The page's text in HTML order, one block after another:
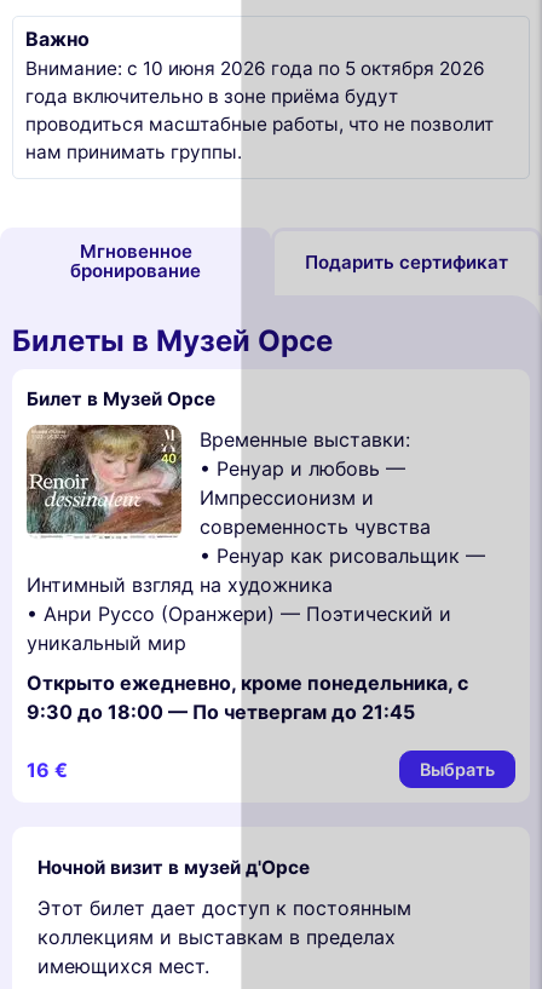
Важно
Внимание: с 10 июня 2026 года по 5 октября 2026
года включительно в зоне приёма будут
проводиться масштабные работы, что не позволит
нам принимать группы.
Мгновенное
бронирование
Подарить сертификат
Билеты в Музей Орсе
Билет в Музей Орсе
Временные выставки:
• Ренуар и любовь —
Импрессионизм и
современность чувства
• Ренуар как рисовальщик —
Интимный взгляд на художника
• Анри Руссо (Оранжери) — Поэтический и
уникальный мир
Открыто ежедневно, кроме понедельника, с
9:30 до 18:00 — По четвергам до 21:45
16 € Выбрать
Ночной визит в музей д'Орсе
Этот билет дает доступ к постоянным
коллекциям и выставкам в пределах
имеющихся мест.